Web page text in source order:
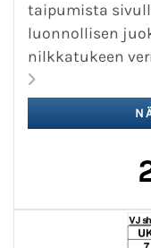
taipumista
luonnollisen
nilkkatukeen